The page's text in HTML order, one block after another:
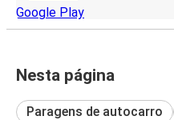
Nesta página
Paragens de autocarro